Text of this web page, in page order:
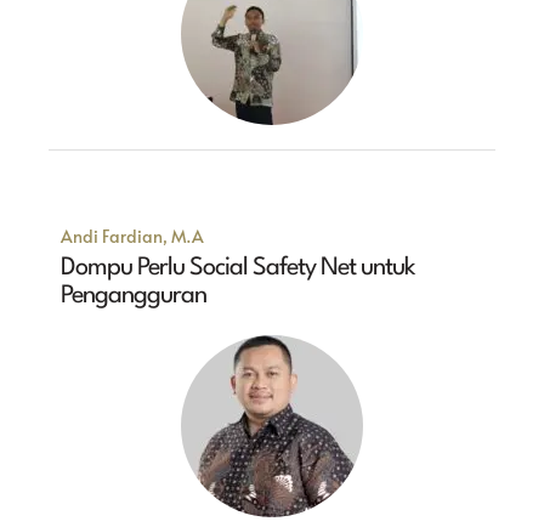
Andi Fardian, M.A
Dompu Perlu Social Safety Net untuk
Pengangguran